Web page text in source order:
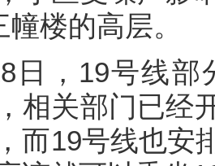
楼的高层。
日，19号线
相关部门已经
而19号线也安